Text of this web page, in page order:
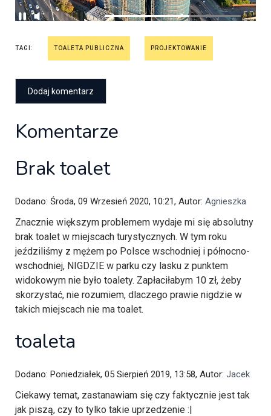
TAGI: TOALETA PUBLICZNA PROJEKTOWANIE
Komentarze
Brak toalet
Dodano: Środa, 09 Wrzesień 2020, 10:21, Autor: Agnieszka
Znacznie większym problemem wydaje mi się absolutny
brak toalet w miejscach turystycznych. W tym roku
jeździliśmy z mężem po Polsce wschodniej i północno-
wschodniej, NIGDZIE w parku czy lasku z punktem
widokowym nie było toalety. Zapłaciłabym 10 zł, żeby
skorzystać, nie rozumiem, dlaczego prawie nigdzie w
takich miejscach nie ma toalet.
toaleta
Dodano: Poniedziałek, 05 Sierpień 2019, 13:58, Autor: Jacek
Ciekawy temat, zastanawiam się czy faktycznie jest tak
jak piszą, czy to tylko takie uprzedzenie :|